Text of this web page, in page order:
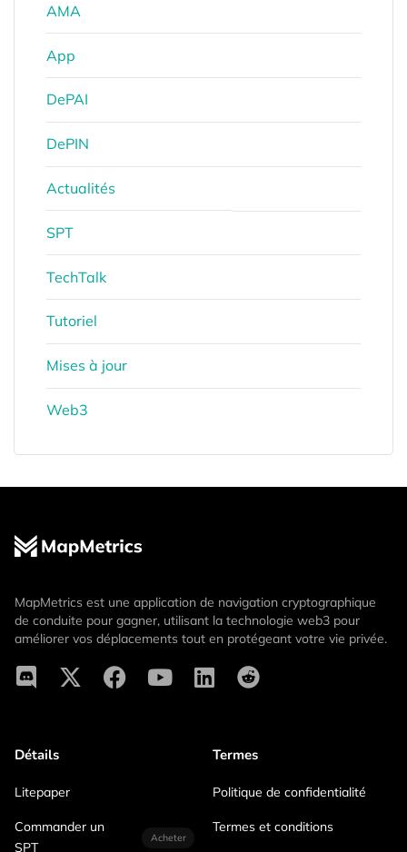
AMA
App
DePAI
DePIN
Actualités
SPT
TechTalk
Tutoriel
Mises à jour
Web3
MapMetrics est une application de navigation cryptographique
de conduite pour gagner, utilisant la technologie web3 pour
améliorer vos déplacements tout en protégeant votre vie privée.
Détails
Litepaper
Commander un
SPT
Acheter
Termes
Politique de confidentialité
Termes et conditions